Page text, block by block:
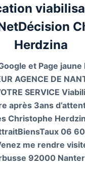
Herdzina
et Page jaune
AGENCE DE
SERVICE
après 3ans
Christophe
06 60
me rendre
92000